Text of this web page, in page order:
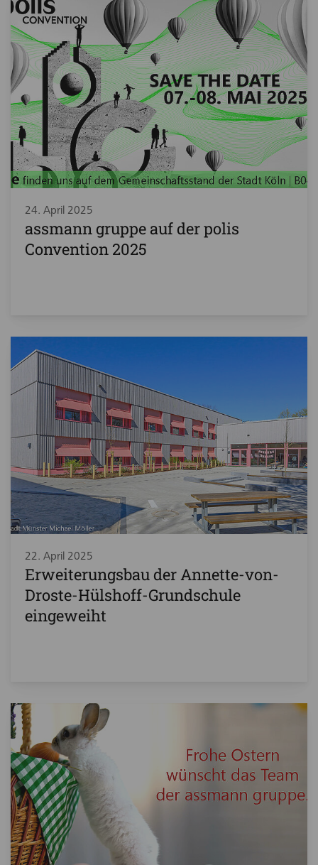
24. April 2025
assmann gruppe auf der polis
Convention 2025
22. April 2025
Erweiterungsbau der Annette-von-
Droste-Hülshoff-Grundschule
eingeweiht